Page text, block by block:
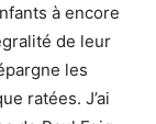
à encore
de leur
les
ratées. J’ai